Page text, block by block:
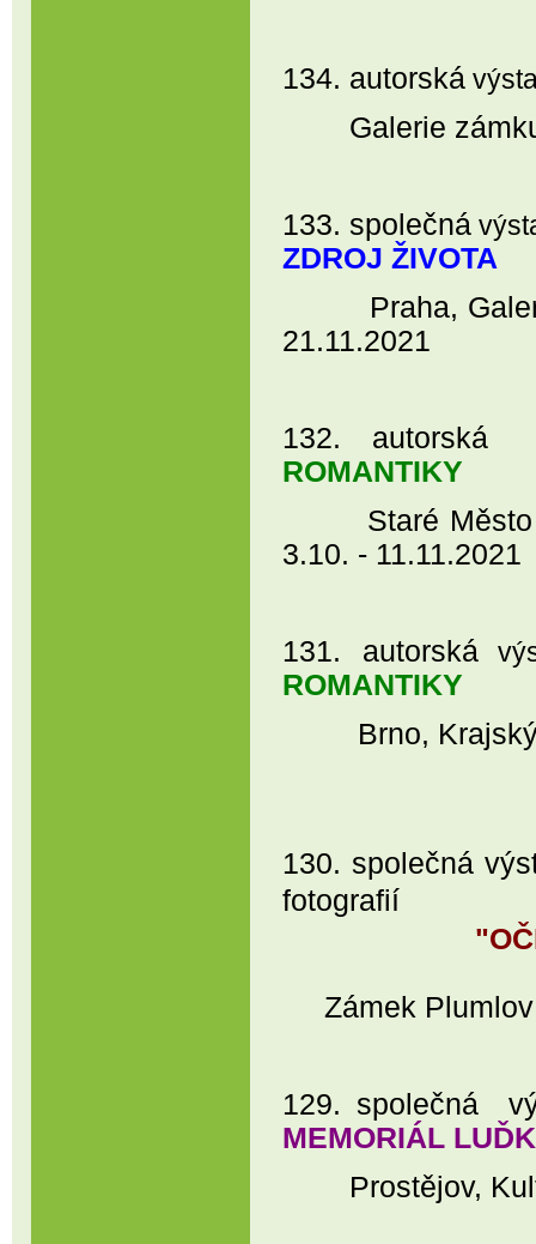
134. autorská
Galerie zámku
133. společná
ZDROJ ŽIVOTA
Praha, Galerie
21.11.2021
132. autorská
ROMANTIKY
Staré Město u
3.10. - 11.11.2021
131. autorská
ROMANTIKY
Brno, Krajský
130. společná
fotografií
Zámek
129. společná
MEMORIÁL
Prostějov,